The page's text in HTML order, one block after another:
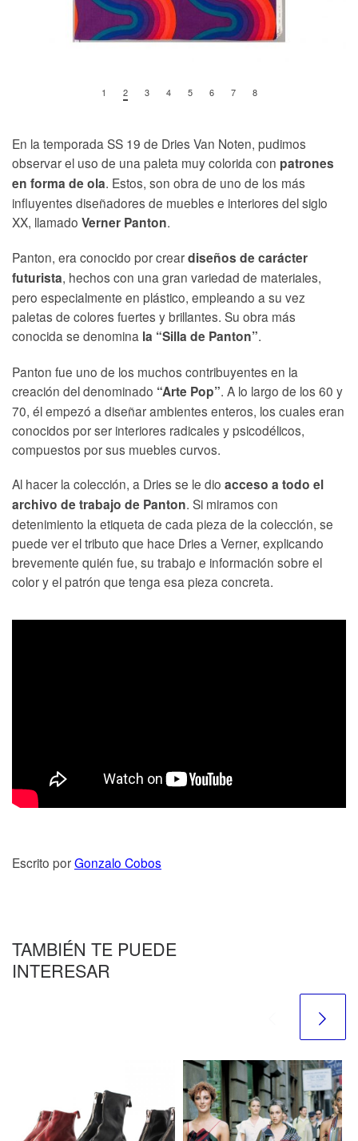
1 2 3 4 5 6 7 8
En la temporada SS 19 de Dries Van Noten, pudimos
observar el uso de una paleta muy colorida con patrones
en forma de ola. Estos, son obra de uno de los más
influyentes diseñadores de muebles e interiores del siglo
XX, llamado Verner Panton.
Panton, era conocido por creardiseños de carácter
futurista, hechos con una gran variedad de materiales,
pero especialmente en plástico, empleando a su vez
paletas de colores fuertes y brillantes. Su obra más
conocida se denomina la “Silla de Panton”.
Panton fue uno de los muchos contribuyentes en la
creación del denominado “Arte Pop”. A lo largo de los 60 y
70, él empezó a diseñar ambientes enteros, los cuales eran
conocidos por ser interiores radicales y psicodélicos,
compuestos por sus muebles curvos.
Al hacer la colección, a Dries se le dio acceso a todo el
archivo de trabajo de Panton. Si miramos con
detenimiento la etiqueta de cada pieza de la colección, se
puede ver el tributo que hace Dries a Verner, explicando
brevemente quién fue, su trabajo e información sobre el
color y el patrón que tenga esa pieza concreta.
Escrito porGonzalo Cobos
TAMBIÉN TE PUEDE
INTERESAR